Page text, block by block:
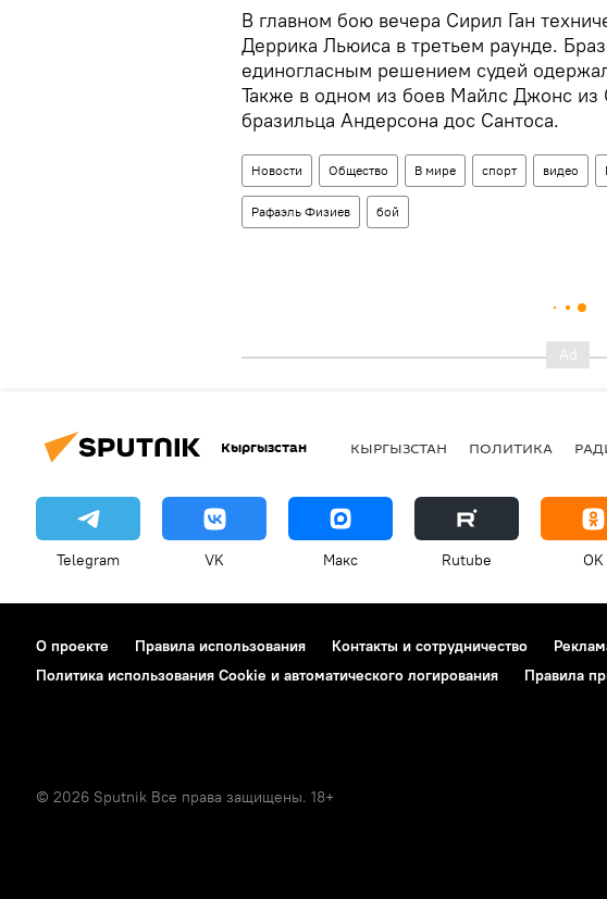
В главном бою вечера Сирил Ган
Деррика Льюиса в третьем раунде.
единогласным решением судей
Также в одном из боев Майлс Джонс
бразильца Андерсона дос Сантоса.
Новости Общество В мире спорт видео
Рафаэль Физиев бой
Кыргызстан КЫРГЫЗСТАН ПОЛИТИКА
Telegram VK Макс Rutube OK
О проекте Правила использования Контакты и сотрудничество
Политика использования Cookie и автоматического логирования
Правила
© 2026 Sputnik Все права защищены. 18+